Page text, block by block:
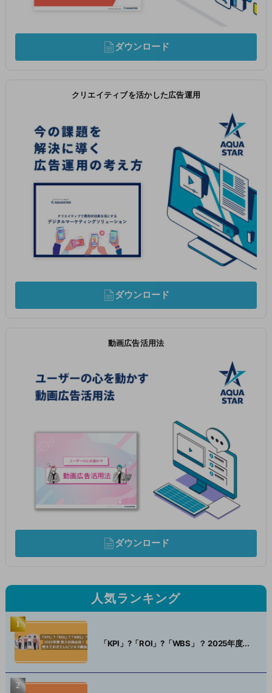
ダウンロード
クリエイティブを活かした広告運用
ダウンロード
動画広告活用法
ダウンロード
人気ランキング
「KPI」?「ROI」?「WBS」？ 2025年度...